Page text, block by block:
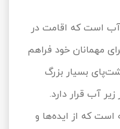
است که اقامت در
مهمانان خود فراهم
بسیار بزرگ
آب قرار دارد.
که از ایده‌ها و